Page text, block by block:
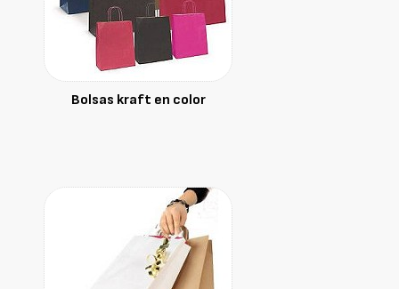
Bolsas kraft en color